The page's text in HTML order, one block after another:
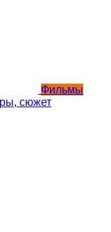
Фильмы
сюжет